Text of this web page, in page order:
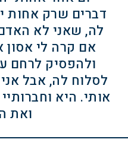
דברים שרק אחות
לה, שאני לא
אם קרה לי אסון
ולהפסיק לרחם
לסלוח לה, אבל
אותי. היא
ואת